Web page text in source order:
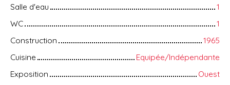
Salle d'eau
1
WC
1
Construction
1965
Cuisine
Equipée/Indépendante
Exposition
Ouest